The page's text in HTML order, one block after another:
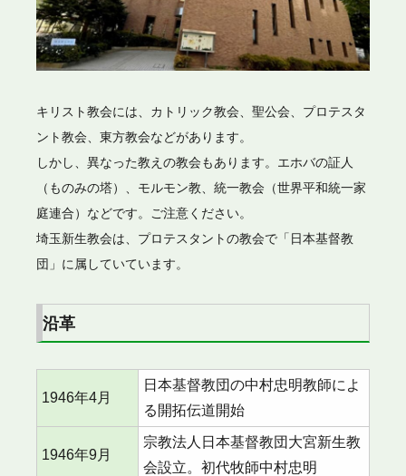
キリスト教会には、カトリック教会、聖公会、プロテスタ
ント教会、東方教会などがあります。
しかし、異なった教えの教会もあります。エホバの証人
（ものみの塔）、モルモン教、統一教会（世界平和統一家
庭連合）などです。ご注意ください。
埼玉新生教会は、プロテスタントの教会で「日本基督教
団」に属していています。
沿革
1946年4月
日本基督教団の中村忠明教師によ
る開拓伝道開始
1946年9月
宗教法人日本基督教団大宮新生教
会設立。初代牧師中村忠明